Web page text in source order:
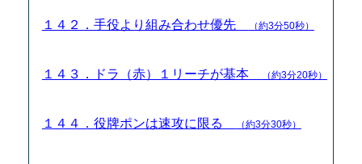
１４２．手役より組み合わせ優先 （約3分50秒）
１４３．ドラ（赤）１リーチが基本 （約3分20秒）
１４４．役牌ポンは速攻に限る （約3分30秒）